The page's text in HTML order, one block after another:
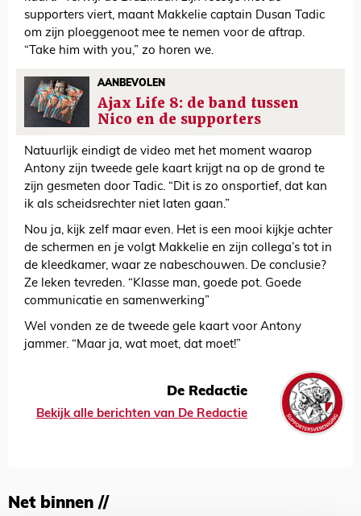
supporters viert, maant Makkelie captain Dusan Tadic
om zijn ploeggenoot mee te nemen voor de aftrap.
“Take him with you,” zo horen we.
AANBEVOLEN
Ajax Life 8: de band tussen
Nico en de supporters
Natuurlijk eindigt de video met het moment waarop
Antony zijn tweede gele kaart krijgt na op de grond te
zijn gesmeten door Tadic. “Dit is zo onsportief, dat kan
ik als scheidsrechter niet laten gaan.”
Nou ja, kijk zelf maar even. Het is een mooi kijkje achter
de schermen en je volgt Makkelie en zijn collega’s tot in
de kleedkamer, waar ze nabeschouwen. De conclusie?
Ze leken tevreden. “Klasse man, goede pot. Goede
communicatie en samenwerking”
Wel vonden ze de tweede gele kaart voor Antony
jammer. “Maar ja, wat moet, dat moet!”
De Redactie
Bekijk alle berichten van De Redactie
Net binnen //